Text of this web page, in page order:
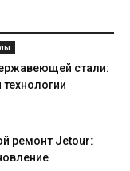
стали:
ремонт Jetour: